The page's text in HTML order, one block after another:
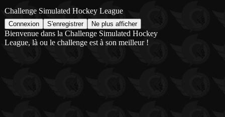
Challenge Simulated Hockey League
Bienvenue dans la Challenge Simulated Hockey
League, là ou le challenge est à son meilleur !